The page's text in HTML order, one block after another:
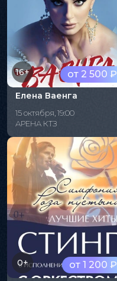
от 2 500 ₽
16+
Елена Ваенга
15 октября, 19:00
АРЕНА КТЗ
от 1 200 ₽
0+